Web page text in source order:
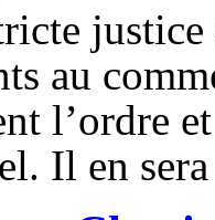
justice
au
l’ordre
Il en